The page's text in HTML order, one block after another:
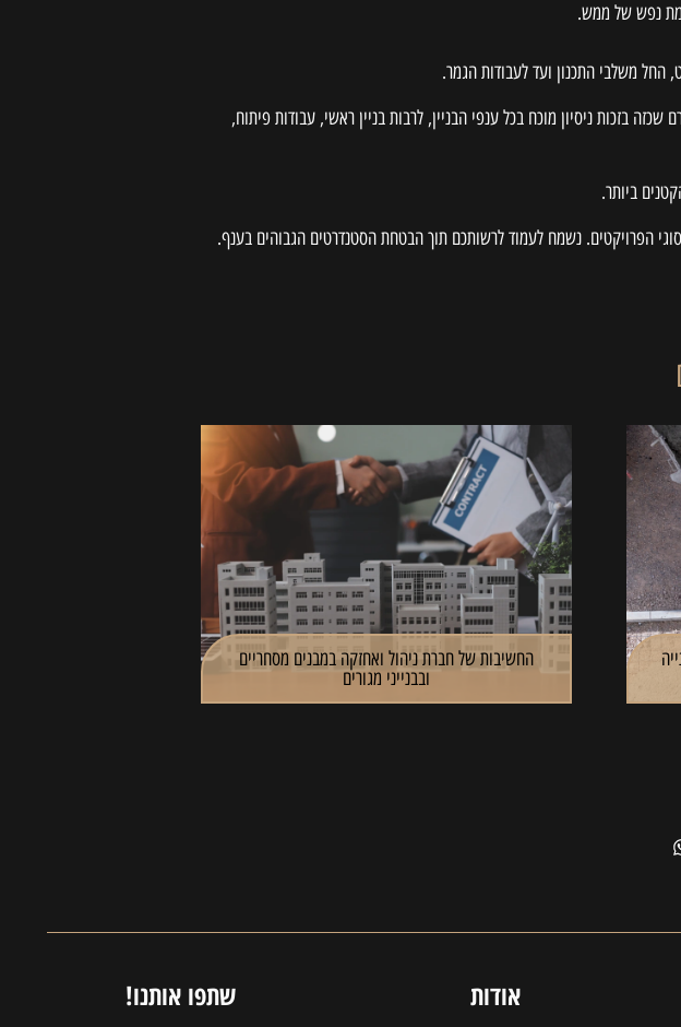
נפש של ממש.
החל משלבי התכנון ועד לעבודות הגמר.
בזכות ניסיון מוכח בכל ענפי הבניין, לרבות בניין ראשי, עבודות פיתוח,
ביותר.
סוגי הפרויקטים. נשמח לעמוד לרשותכם תוך הבטחת הסטנדרטים הגבוהים בענף.
החשיבות של חברת ניהול ואחזקה במבנים מסחריים
ובבנייני מגורים
אודות שתפו אותנו!